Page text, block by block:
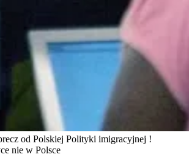
od Polskiej Polityki imigracyjnej !
nie w Polsce